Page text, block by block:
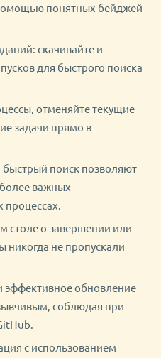
понятных бейджей
скачивайте и
для быстрого поиска
отменяйте текущие
задачи прямо в
поиск позволяют
важных
процессах.
столе о завершении или
никогда не пропускали
эффективное обновление
соблюдая при
с использованием